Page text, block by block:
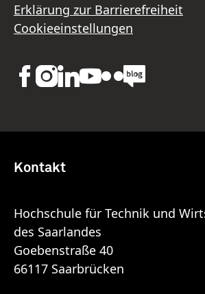
Erklärung zur Barrierefreiheit
Cookieeinstellungen
Kontakt
Hochschule für Technik und
des Saarlandes
Goebenstraße 40
66117 Saarbrücken